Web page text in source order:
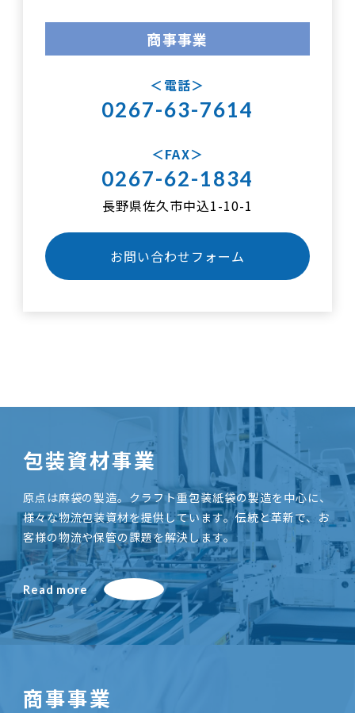
商事事業
電話
0267-63-7614
FAX
0267-62-1834
長野県佐久市中込1-10-1
お問い合わせフォーム
包装資材事業
原点は麻袋の製造。クラフト重包装紙袋の製造を中心に、
様々な物流包装資材を提供しています。伝統と革新で、お
客様の物流や保管の課題を解決します。
Read more
商事事業